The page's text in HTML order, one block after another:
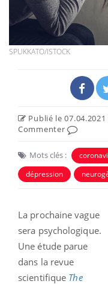
SPUKKATO/ISTOCK
Publié le 07.04.2021
Commenter
Mots clés :
dépression
La prochaine vague
sera psychologique.
Une étude parue
dans la revue
scientifique The